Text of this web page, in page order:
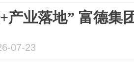
产业落地” 富德集
07-23